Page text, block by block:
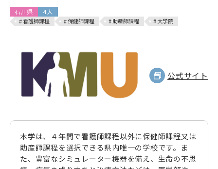
石川県 4大
# 看護師課程 # 保健師課程 # 助産師課程 # 大学院
公式サイト
本学は、４年間で看護師課程以外に保健師課程又は
助産師課程を選択できる県内唯一の学校です。ま
た、豊富なシミュレーター機器を備え、生命の不思